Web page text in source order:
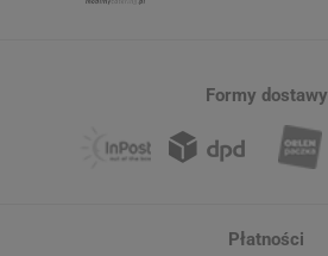
49,00 zł +40%
Formy dostawy
Płatności